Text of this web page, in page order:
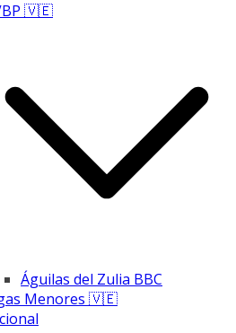
🇻🇪
Águilas del Zulia BBC
Menores 🇻🇪